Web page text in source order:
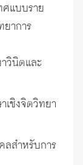
ศแบบราย
าการ
วินิตและ
เชิงจิตวิทยา
ลสำหรับการ